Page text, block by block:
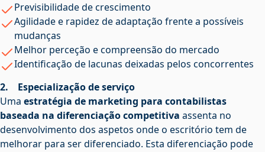
Previsibilidade de crescimento
Agilidade e rapidez de adaptação frente a possíveis
mudanças
Melhor perceção e compreensão do mercado
Identificação de lacunas deixadas pelos concorrentes
2. Especialização de serviço
Uma estratégia de marketing para contabilistas
baseada na diferenciação competitiva assenta no
desenvolvimento dos aspetos onde o escritório tem de
melhorar para ser diferenciado. Esta diferenciação pode